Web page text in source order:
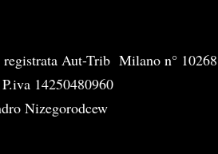
registrata Aut-Trib Milano n°
14250480960
Nizegorodcew